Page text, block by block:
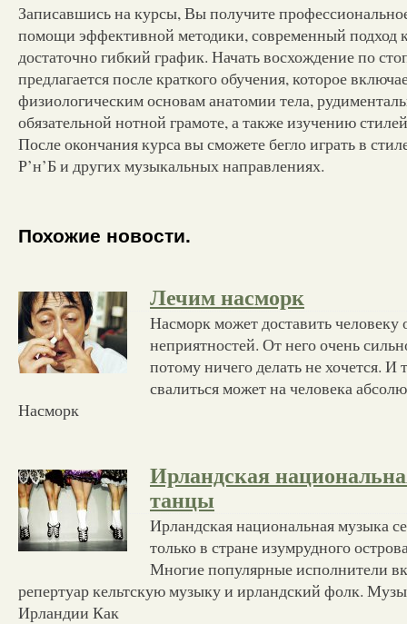
Записавшись на курсы, Вы получите
помощи эффективной методики, современный подход
достаточно гибкий график. Начать восхождение по
предлагается после краткого обучения, которое
физиологическим основам анатомии тела,
обязательной нотной грамоте, а также изучению
После окончания курса вы сможете бегло играть в
Р’н’Б и других музыкальных направлениях.
Похожие новости.
Лечим насморк
Насморк может доставить человеку
неприятностей. От него очень
потому ничего делать не хочется. И
свалиться может на человека
Насморк
Ирландская
танцы
Ирландская национальная музыка
только в стране изумрудного
Многие популярные исполнители
репертуар кельтскую музыку и ирландский фолк.
Ирландии Как